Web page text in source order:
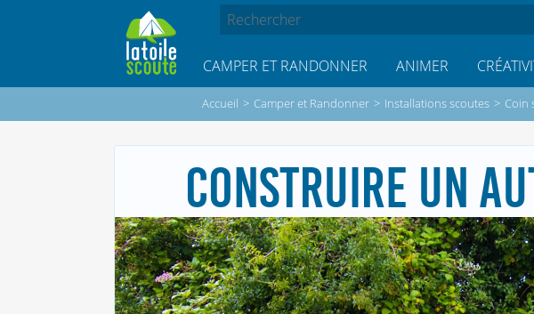
CAMPER ET RANDONNER ANIMER
Accueil > Camper et Randonner > Installations scoutes > Coin
CONSTRUIRE UN